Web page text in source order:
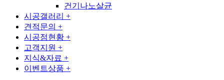
건기나노살균
시공갤러리 +
견적문의 +
시공점현황 +
고객지원 +
지식&자료 +
이벤트상품 +